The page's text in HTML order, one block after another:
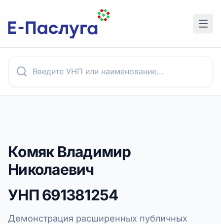
Комяк Владимир
Николаевич
УНП691381254
Демонстрация расширенных публичных